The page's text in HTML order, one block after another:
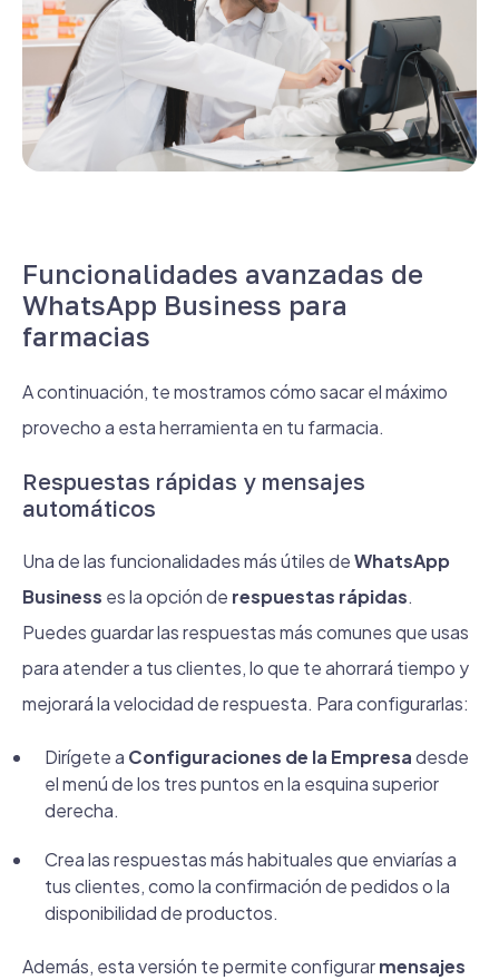
Funcionalidades avanzadas de
WhatsApp Business para
farmacias
A continuación, te mostramos cómo sacar el máximo
provecho a esta herramienta en tu farmacia.
Respuestas rápidas y mensajes
automáticos
Una de las funcionalidades más útiles deWhatsApp
Business es la opción de respuestas rápidas.
Puedes guardar las respuestas más comunes que usas
para atender a tus clientes, lo que te ahorrará tiempo y
mejorará la velocidad de respuesta. Para configurarlas:
Dirígete a Configuraciones de la Empresadesde
el menú de los tres puntos en la esquina superior
derecha.
Crea las respuestas más habituales que enviarías a
tus clientes, como la confirmación de pedidos o la
disponibilidad de productos.
Además, esta versión te permite configurarmensajes